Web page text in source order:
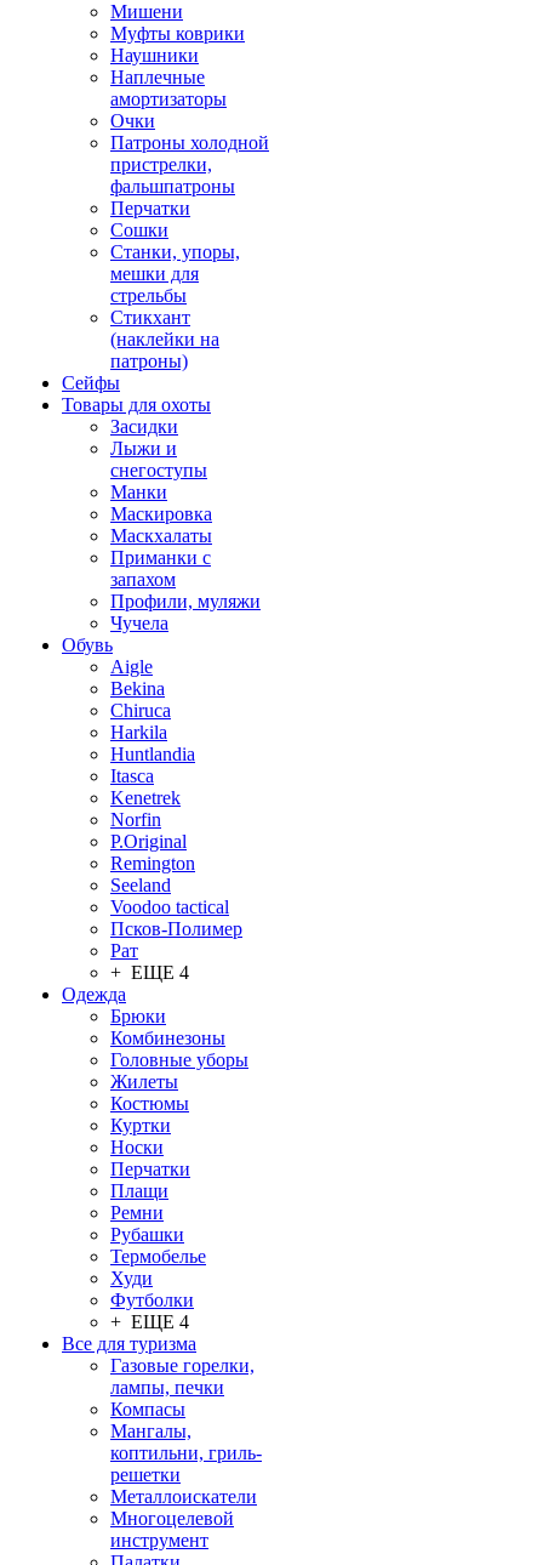
Мишени
Муфты коврики
Наушники
Наплечные
амортизаторы
Очки
Патроны холодной
пристрелки,
фальшпатроны
Перчатки
Сошки
Станки, упоры,
мешки для
стрельбы
Стикхант
(наклейки на
патроны)
Сейфы
Товары для охоты
Засидки
Лыжи и
снегоступы
Манки
Маскировка
Маскхалаты
Приманки с
запахом
Профили, муляжи
Чучела
Обувь
Aigle
Bekina
Chiruсa
Harkila
Huntlandia
Itasca
Kenetrek
Norfin
P.Original
Remington
Seeland
Voodoo tactical
Псков-Полимер
Рат
+ ЕЩЕ 4
Одежда
Брюки
Комбинезоны
Головные уборы
Жилеты
Костюмы
Куртки
Носки
Перчатки
Плащи
Ремни
Рубашки
Термобелье
Худи
Футболки
+ ЕЩЕ 4
Все для туризма
Газовые горелки,
лампы, печки
Компасы
Мангалы,
коптильни, гриль-
решетки
Металлоискатели
Многоцелевой
инструмент